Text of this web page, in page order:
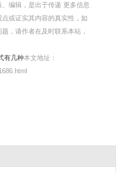
编辑，是出于传递 更多信息
或证实其内容的真实性，如
，请作者在及时联系本站，
有几种本文地址：